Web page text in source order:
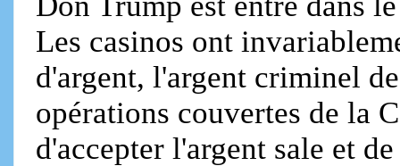
Les casinos ont
d'argent, l'argent criminel
opérations couvertes de la
d'accepter l'argent sale et